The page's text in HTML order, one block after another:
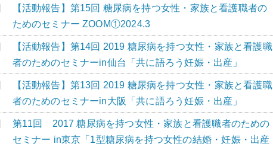
【活動報告】第15回 糖尿病を持つ女性・家族と看護職者の
ためのセミナー ZOOM①2024.3
【活動報告】第14回 2019 糖尿病を持つ女性・家族と看護職
者のためのセミナーin仙台「共に語ろう妊娠・出産」
【活動報告】第13回 2019 糖尿病を持つ女性・家族と看護職
者のためのセミナーin大阪「共に語ろう妊娠・出産」
第11回 2017 糖尿病を持つ女性・家族と看護職者のための
セミナー in東京「1型糖尿病を持つ女性の結婚・妊娠・出産